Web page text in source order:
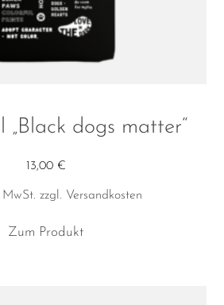
werden
„Black dogs matter“
13,00 €
MwSt. zzgl. Versandkosten
Zum Produkt